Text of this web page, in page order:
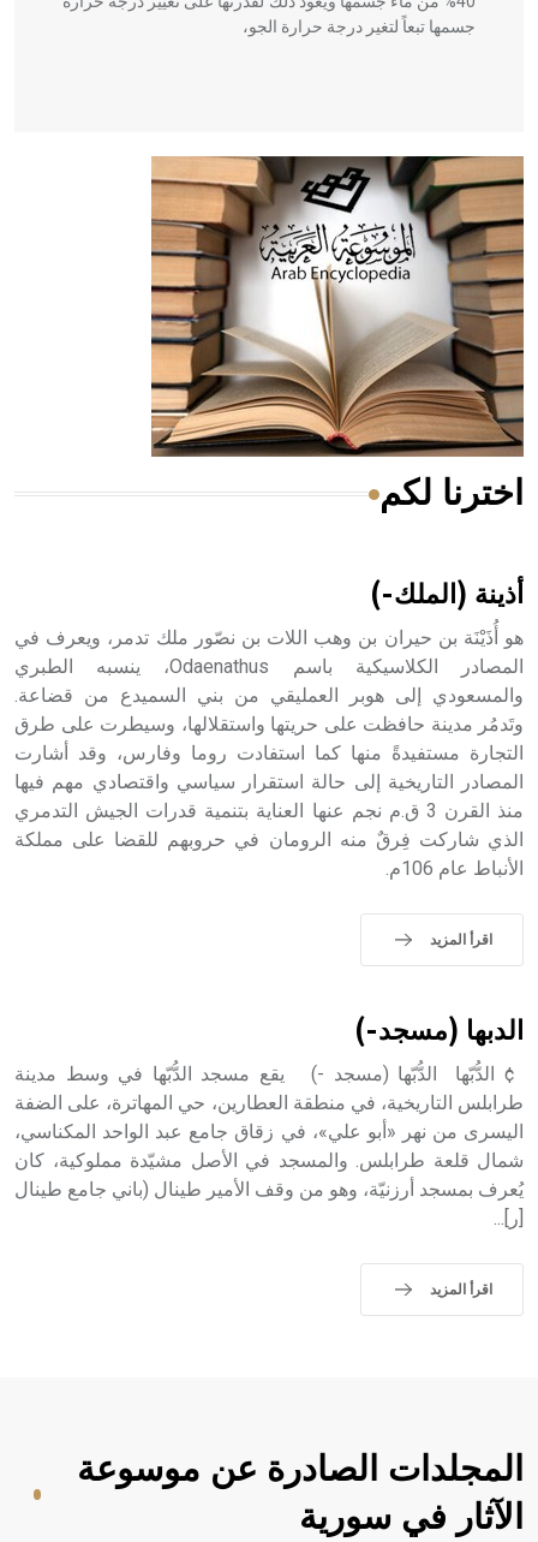
جسمها تبعاً لتغير درجة حرارة الجو،
- هل تعلم أن أبقراط كتب في الطب أربعة مؤلفات هي:
الحكم، الأدلة، تنظيم التغذية، ورسالته في جروح الرأس. ويعود
له الفضل بأنه حرر الطب من الدين والفلسفة.
- هل تعلم أن المرجان إفراز حيواني يتكون في البحر ويتركب
من مادة كربونات الكلسيوم، وهو أحمر أو شديد الحمرة وهو
أجود أنواعه، ويمتاز بكبر الحجم ويسمى الش
هل تعلم أن الأبسيد كلمة فرنسية اللفظ تم اعتمادها مصطلحاً
- هل تعلم أن أبجر Abgar اسم معروف جيداً يعود إلى عدد من
الملوك الذين حكموا مدينة إديسا (الرها) من أبجر الأول وحتى
التاسع، وهم ينتسبون إلى أسرة أوسروين
حيث تقتصر القيمة الصوتية للعلامة الك
اخترنا لكم
أذينة (الملك-)
هو أُذَيْنَة بن حيران بن وهب اللات بن نصّور ملك تدمر، ويعرف في
المصادر الكلاسيكية باسم Odaenathus، ينسبه الطبري
والمسعودي إلى هوبر العمليقي من بني السميدع من قضاعة.
وتَدمُر مدينة حافظت على حريتها واستقلالها، وسيطرت على طرق
التجارة مستفيدةً منها كما استفادت روما وفارس، وقد أشارت
المصادر التاريخية إلى حالة استقرار سياسي واقتصادي مهم فيها
منذ القرن 3 ق.م نجم عنها العناية بتنمية قدرات الجيش التدمري
الذي شاركت فِرقٌ منه الرومان في حروبهم للقضا على مملكة
الأنباط عام 106م.
اقرأ المزيد
الدبها (مسجد-)
¢ الدُّبّها الدُّبّها (مسجد -) يقع مسجد الدُّبّها في وسط مدينة
طرابلس التاريخية، في منطقة العطارين، حي المهاترة، على الضفة
اليسرى من نهر «أبو علي»، في زقاق جامع عبد الواحد المكناسي،
شمال قلعة طرابلس. والمسجد في الأصل مشيّدة مملوكية، كان
يُعرف بمسجد أرزنيّة، وهو من وقف الأمير طينال (باني جامع طينال
[ر]...
اقرأ المزيد
المجلدات الصادرة عن موسوعة
الآثار في سورية